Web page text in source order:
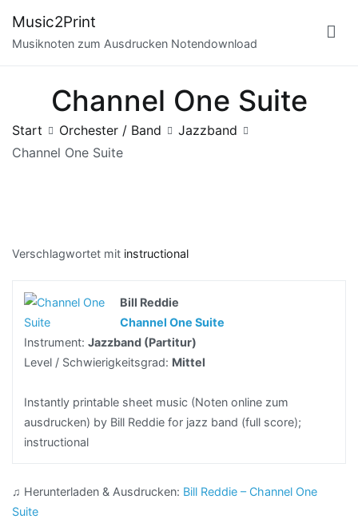
Inhalt
springen
Music2Print
Musiknoten zum Ausdrucken Notendownload
Channel One Suite
Start Orchester / Band
Jazzband
Channel One Suite
Verschlagwortet mit instructional
Bill Reddie
Channel One Suite
Instrument:Jazzband (Partitur)
Level / Schwierigkeitsgrad: Mittel
Instantly printable sheet music (Noten online zum
ausdrucken) by Bill Reddie for jazz band (full score);
instructional
♫ Herunterladen & Ausdrucken: Bill Reddie – Channel One
Suite